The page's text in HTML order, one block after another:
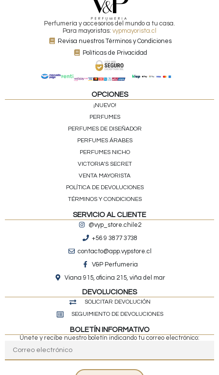
Perfumería y accesorios del mundo a tu casa.
Para mayoristas: vypmayorista.cl
Revisa nuestros Términos y Condiciones
Políticas de Privacidad
OPCIONES
¡NUEVO!
PERFUMES
PERFUMES DE DISEÑADOR
PERFUMES ÁRABES
PERFUMES NICHO
VICTORIA’S SECRET
VENTA MAYORISTA
POLÍTICA DE DEVOLUCIONES
TÉRMINOS Y CONDICIONES
SERVICIO AL CLIENTE
@vyp_store.chile2
+56 9 3877 3738
contacto@app.vypstore.cl
V&P Perfumeria
Viana 915, oficina 215, viña del mar
DEVOLUCIONES
SOLICITAR DEVOLUCIÓN
SEGUIMIENTO DE DEVOLUCIONES
BOLETÍN INFORMATIVO
Únete y recibe nuestro boletín indicando tu correo electrónico: